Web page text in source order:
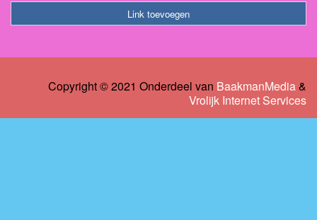
Link toevoegen
Copyright © 2021 Onderdeel van BaakmanMedia&
Vrolijk Internet Services